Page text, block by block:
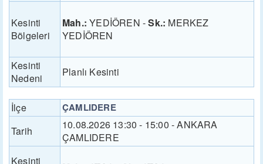
Kesinti
Bölgeleri
Mah.: YEDİÖREN -Sk.: MERKEZ
YEDİÖREN
Kesinti
Nedeni
Planlı Kesinti
İlçe ÇAMLIDERE
Tarih
10.08.2026 13:30 - 15:00 - ANKARA
ÇAMLIDERE
Kesinti